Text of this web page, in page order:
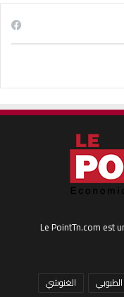
Le PointTn.com est
الطبوبي
الغنوشي